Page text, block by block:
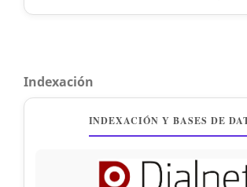
Indexación
INDEXACIÓN Y BASES DE